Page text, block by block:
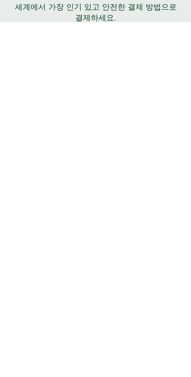
세계에서 가장 인기 있고 안전한 결제 방법으로
결제하세요.